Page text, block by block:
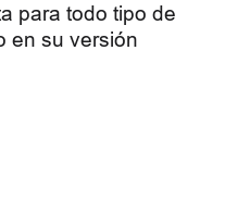
para todo tipo de
en su versión